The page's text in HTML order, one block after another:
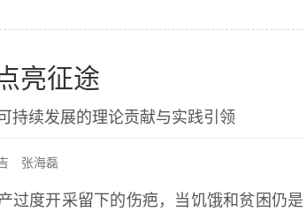
亮征途
续发展的理论贡献与实践引领
张海磊
过度开采留下的伤疤，当饥饿和贫困仍是